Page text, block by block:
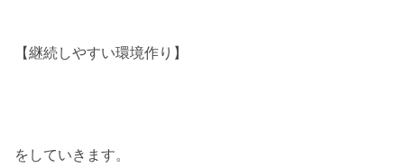
【継続しやすい環境作り】
をしていきます。